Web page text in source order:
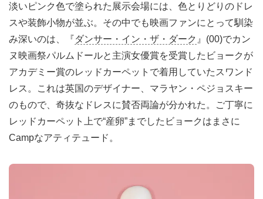
淡いピンク色で塗られた展示会場には、色とりどりのドレ
スや装飾小物が並ぶ。その中でも映画ファンにとって馴染
み深いのは、『ダンサー・イン・ザ・ダーク 』(00)でカン
ヌ映画祭パルムドールと主演女優賞を受賞したビョークが
アカデミー賞のレッドカーペットで着用していたスワンド
レス。これは英国のデザイナー、マラヤン・ペジョスキー
のもので、奇抜なドレスに賛否両論が分かれた。ご丁寧に
レッドカーペット上で“産卵”までしたビョークはまさに
Campなアティテュード。